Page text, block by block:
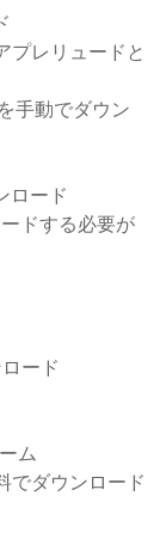
プレリュードと
手動でダウン
ロード
ドする必要が
ード
ム
でダウンロード